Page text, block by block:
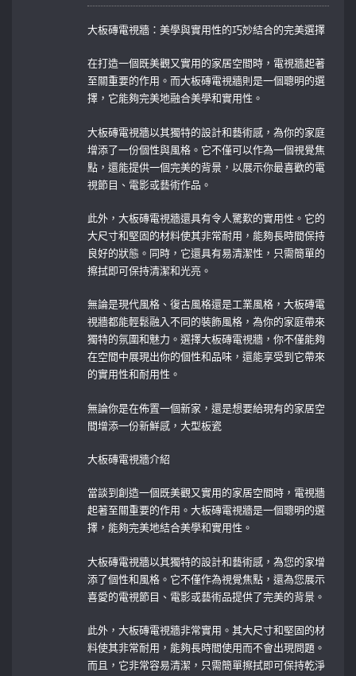
大板磚電視牆：美學與實用性的巧妙結合的完美選擇
在打造一個既美觀又實用的家居空間時，電視牆起著
至關重要的作用。而大板磚電視牆則是一個聰明的選
擇，它能夠完美地融合美學和實用性。
大板磚電視牆以其獨特的設計和藝術感，為你的家庭
增添了一份個性與風格。它不僅可以作為一個視覺焦
點，還能提供一個完美的背景，以展示你最喜歡的電
視節目、電影或藝術作品。
此外，大板磚電視牆還具有令人驚歎的實用性。它的
大尺寸和堅固的材料使其非常耐用，能夠長時間保持
良好的狀態。同時，它還具有易清潔性，只需簡單的
擦拭即可保持清潔和光亮。
無論是現代風格、復古風格還是工業風格，大板磚電
視牆都能輕鬆融入不同的裝飾風格，為你的家庭帶來
獨特的氛圍和魅力。選擇大板磚電視牆，你不僅能夠
在空間中展現出你的個性和品味，還能享受到它帶來
的實用性和耐用性。
無論你是在佈置一個新家，還是想要給現有的家居空
間增添一份新鮮感，大型板瓷
大板磚電視牆介紹
當談到創造一個既美觀又實用的家居空間時，電視牆
起著至關重要的作用。大板磚電視牆是一個聰明的選
擇，能夠完美地結合美學和實用性。
大板磚電視牆以其獨特的設計和藝術感，為您的家增
添了個性和風格。它不僅作為視覺焦點，還為您展示
喜愛的電視節目、電影或藝術品提供了完美的背景。
此外，大板磚電視牆非常實用。其大尺寸和堅固的材
料使其非常耐用，能夠長時間使用而不會出現問題。
而且，它非常容易清潔，只需簡單擦拭即可保持乾淨